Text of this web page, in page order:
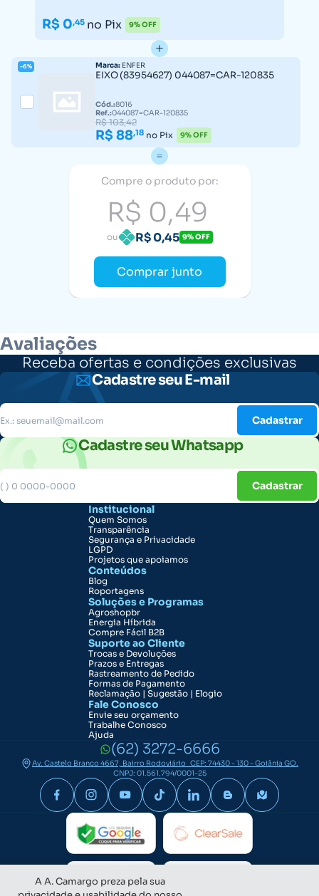
R$ 0,45 no Pix 9% OFF
-6% Marca: ENFER
EIXO (83954627) 044087=CAR-120835
Cód.:8016
Ref.:044087=CAR-120835
R$ 103,42
R$ 88,18 no Pix 9% OFF
Compre o produto por:
R$ 0,49
ou R$ 0,45 9% OFF
Comprar junto
Avaliações
Receba ofertas e condições exclusivas
Cadastre seu E-mail
Cadastrar
Cadastre seu Whatsapp
Cadastrar
Institucional
Quem Somos
Transparência
Segurança e Privacidade
LGPD
Projetos que apoiamos
Conteúdos
Blog
Roportagens
Soluções e Programas
Agroshopbr
Energia Híbrida
Compre Fácil B2B
Suporte ao Cliente
Trocas e Devoluções
Prazos e Entregas
Rastreamento de Pedido
Formas de Pagamento
Reclamação | Sugestão | Elogio
Fale Conosco
Envie seu orçamento
Trabalhe Conosco
Ajuda
(62) 3272-6666
Av. Castelo Branco 4667, Bairro Rodoviário CEP: 74430 - 130 - Goiânia GO.
CNPJ: 01.561.794/0001-25
A A. Camargo preza pela sua